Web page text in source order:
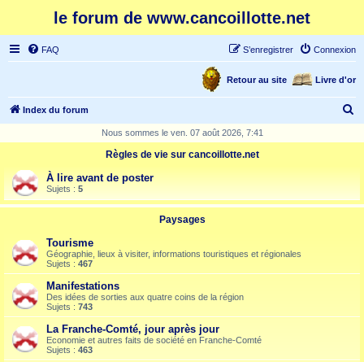
le forum de www.cancoillotte.net
FAQ Connexion
S’enregistrer
Livre d'or
Retour au site
Index du forum
r
Nous sommes le ven. 07 août 2026, 7:41
Règles de vie sur cancoillotte.net
À lire avant de poster
Sujets : 5
Paysages
Tourisme
Géographie, lieux à visiter, informations touristiques et régionales
Sujets : 467
Manifestations
Des idées de sorties aux quatre coins de la région
Sujets : 743
La Franche-Comté, jour après jour
Economie et autres faits de société en Franche-Comté
Sujets : 463